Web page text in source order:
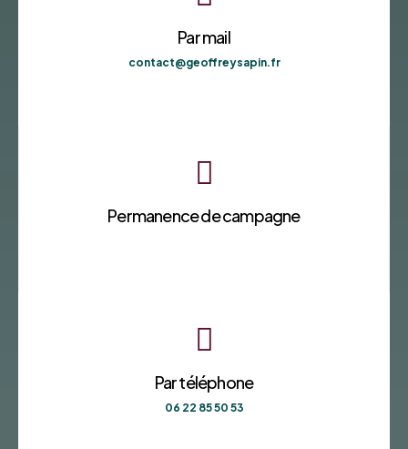
Par mail
contact@geoffreysapin.fr

Permanence de campagne

Par téléphone
06 22 85 50 53